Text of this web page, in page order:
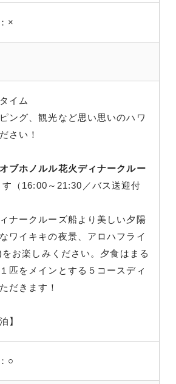
×
イム
ング、観光など思い思いのハワ
さい！
ブホノルル花火ディナークルー
（16:00～21:30／バス送迎付
ナークルーズ船より美しい夕陽
ワイキキの夜景、アロハフライ
お楽しみください。夕食はまる
匹をメインとする５コースディ
だきます！
】
○